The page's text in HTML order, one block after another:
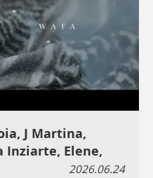
J Martina,
Inziarte, Elene,
2026.06.24